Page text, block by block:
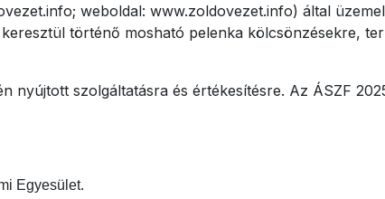
weboldal: www.zoldovezet.info) által
történő mosható pelenka kölcsönzésekre,
nyújtott szolgáltatásra és értékesítésre. Az ÁSZF
Egyesület.